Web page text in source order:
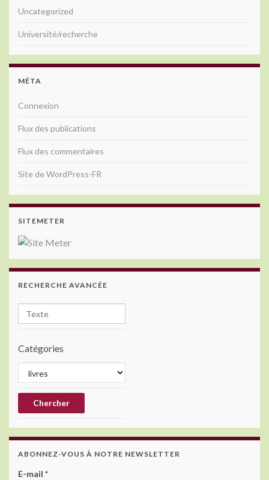
Uncategorized
Université/recherche
MÉTA
Connexion
Flux des publications
Flux des commentaires
Site de WordPress-FR
SITEMETER
RECHERCHE AVANCÉE
Catégories
ABONNEZ-VOUS À NOTRE NEWSLETTER
E-mail *